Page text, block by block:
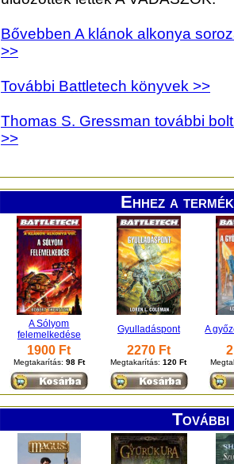
Bővebben A klánok alkonya
>>
További Battletech könyvek >>
Thomas S. Gressman további
>>
Ehhez a
A Sólyom
felemelkedése
Gyulladáspont A
1900 Ft
Megtakarítás: 98 Ft
2270 Ft
Megtakarítás:120 Ft